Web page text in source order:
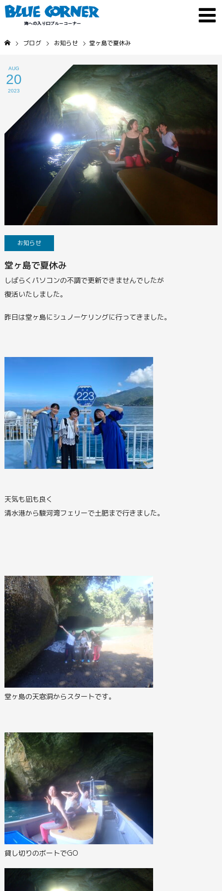
ブログ お知らせ 堂ヶ島で夏休み
AUG
20
2023
お知らせ
堂ヶ島で夏休み
しばらくパソコンの不調で更新できませんでしたが
復活いたしました。
昨日は堂ヶ島にシュノーケリングに行ってきました。
天気も凪も良く
清水港から駿河湾フェリーで土肥まで行きました。
堂ヶ島の天窓洞からスタートです。
貸し切りのボートでGO